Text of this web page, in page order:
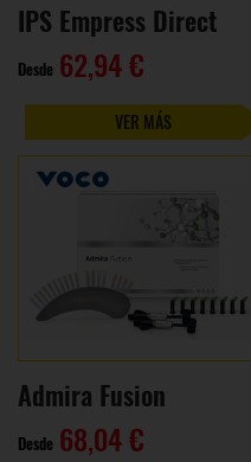
IPS Empress Direct
Desde 62,94 €
VER MÁS
Admira Fusion
Desde 68,04 €